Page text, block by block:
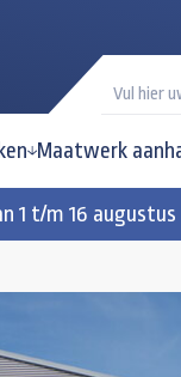
Maatwerk
1 t/m 16